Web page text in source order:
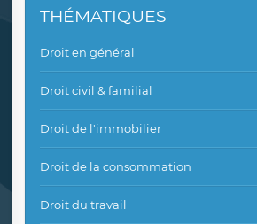
THÉMATIQUES
Droit en général
Droit civil & familial
Droit de l'immobilier
Droit de la consommation
Droit du travail